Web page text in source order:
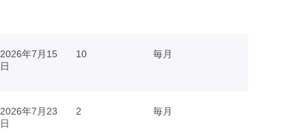
2026年7月15
日
10 毎月
2026年7月23
日
2 毎月